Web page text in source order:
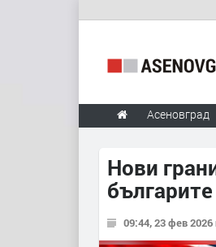
Асеновград
Нови
българите
09:44, 23 фев 2026